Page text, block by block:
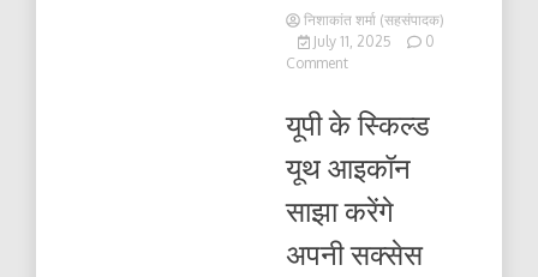
निशाकांत शर्मा (सहसंपादक)
July 11, 2025
0
Commenton
स्किल्ड
आइकॉन
साझा
करेंगे
सक्सेस
यूपी के स्किल्ड
यूथ आइकॉन
साझा करेंगे
अपनी सक्सेस